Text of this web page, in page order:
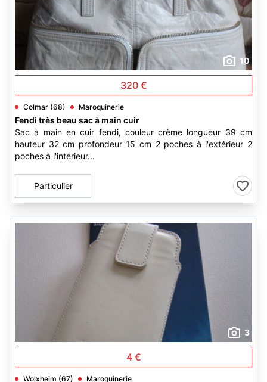
10
320 €
Colmar (68) Maroquinerie
Fendi très beau sac à main cuir
Sac à main en cuir fendi, couleur crème longueur 39 cm
hauteur 32 cm profondeur 15 cm 2 poches à l'extérieur 2
poches à l'intérieur...
Particulier
3
4 €
Wolxheim (67) Maroquinerie